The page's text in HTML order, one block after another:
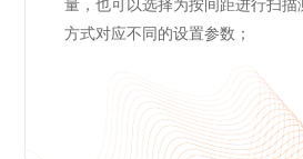
量，也可以选择为按间距进行扫描
方式对应不同的设置参数；